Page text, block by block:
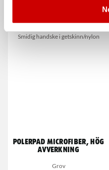
Smidig handske i getskinn/nylon
Polerpad Microfiber, hög
avverkning
Grov